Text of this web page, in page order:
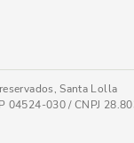
Santa Lolla
04524-030 / CNPJ